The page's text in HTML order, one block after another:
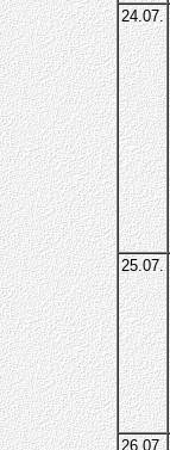
24.07.
25.07.
26.07.